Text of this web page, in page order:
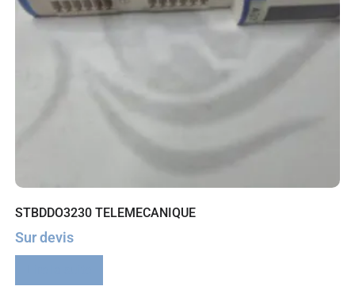
STBDDO3230 TELEMECANIQUE
Sur devis